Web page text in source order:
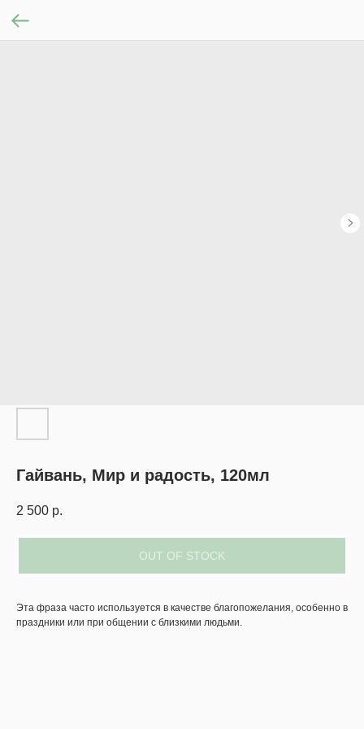
Гайвань, Мир и радость, 120мл
2 500 р.
OUT OF STOCK
Эта фраза часто используется в качестве благопожелания, особенно в
праздники или при общении с близкими людьми.